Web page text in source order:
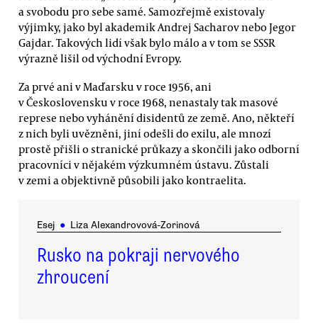
a svobodu pro sebe samé. Samozřejmě existovaly
výjimky, jako byl akademik Andrej Sacharov nebo Jegor
Gajdar. Takových lidí však bylo málo a v tom se SSSR
výrazně lišil od východní Evropy.
Za prvé ani v Maďarsku v roce 1956, ani
v Československu v roce 1968, nenastaly tak masové
represe nebo vyhánění disidentů ze země. Ano, někteří
z nich byli uvězněni, jiní odešli do exilu, ale mnozí
prostě přišli o stranické průkazy a skončili jako odborní
pracovníci v nějakém výzkumném ústavu. Zůstali
v zemi a objektivně působili jako kontraelita.
Esej ● Liza Alexandrovová-Zorinová
Rusko na pokraji nervového
zhroucení